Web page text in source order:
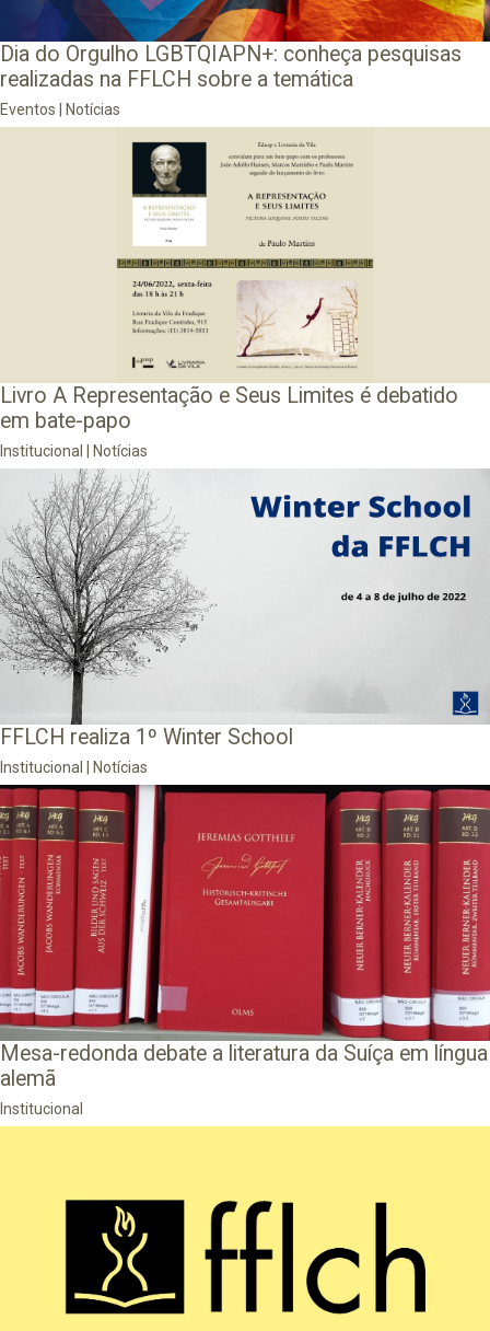
Dia do Orgulho LGBTQIAPN+: conheça pesquisas
realizadas na FFLCH sobre a temática
Eventos Notícias
Livro A Representação e Seus Limites é debatido
em bate-papo
Institucional Notícias
FFLCH realiza 1º Winter School
Institucional Notícias
Mesa-redonda debate a literatura da Suíça em língua
alemã
Institucional